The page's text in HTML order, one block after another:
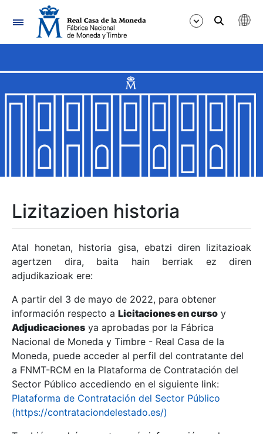
Nabigazioa
Erakutsi/Ezkutatu
Erakutsi/Ezkutatu
Erakutsi/Ezkutatu
Erakutsi/Ezkutatu
Erakutsi/Ezkutatu
Erakutsi/Ezkutatu
Erakutsi/Ezkutatu
Lizitazioen historia
Atal honetan, historia gisa, ebatzi diren lizitazioak
agertzen dira, baita hain berriak ez diren
adjudikazioak ere:
A partir del 3 de mayo de 2022, para obtener
información respecto a Licitaciones en curso y
Adjudicaciones ya aprobadas por la Fábrica
Nacional de Moneda y Timbre - Real Casa de la
Moneda, puede acceder al perfil del contratante del
a FNMT-RCM en la Plataforma de Contratación del
Sector Público accediendo en el siguiente link:
Plataforma de Contratación del Sector Público
(https://contrataciondelestado.es/)